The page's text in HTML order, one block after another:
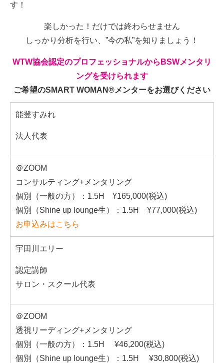
す！
楽しかった！だけでは終わらせません
しっかり分析を行い、”今の私”を知りましょう！
WTW協会認定のプロフェッショナルからBSWメンタリ
ングを受けられます
ご希望のSMART WOMAN®メンターをお選びください
能登すみれ
法人代表
＠ZOOM
コンサルティング+メンタリング
個別（一般の方）：1.5H ¥165,000(税込)
個別（Shine up lounge生）：1.5H ¥77,000(税込)
お申込みはこちら
宇田川エリー
認定講師
サロン・スクール代表
＠ZOOM
透視リーディング+メンタリング
個別（一般の方）：1.5H ¥46,200(税込)
個別（Shine up lounge生）：1.5H ¥30,800(税込)